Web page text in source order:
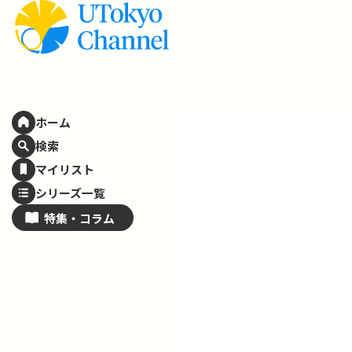
ホーム
検索
マイリスト
シリーズ一覧
特集・ コラム